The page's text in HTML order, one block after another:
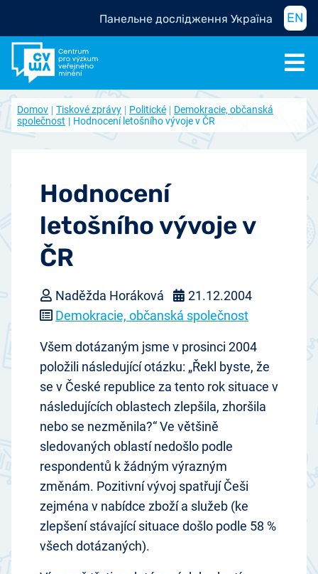
Панельне дослідження Україна EN
Domov Tiskové zprávy Politické
Demokracie, občanská
společnost
Hodnocení letošního vývoje v ČR
Hodnocení
letošního vývoje v
ČR
Naděžda Horáková
21.12.2004
Demokracie, občanská společnost
Všem dotázaným jsme v prosinci 2004
položili následující otázku: „Řekl byste, že
se v České republice za tento rok situace v
následujících oblastech zlepšila, zhoršila
nebo se nezměnila?“ Ve většině
sledovaných oblastí nedošlo podle
respondentů k žádným výrazným
změnám. Pozitivní vývoj spatřují Češi
zejména v nabídce zboží a služeb (ke
zlepšení stávající situace došlo podle 58 %
všech dotázaných).